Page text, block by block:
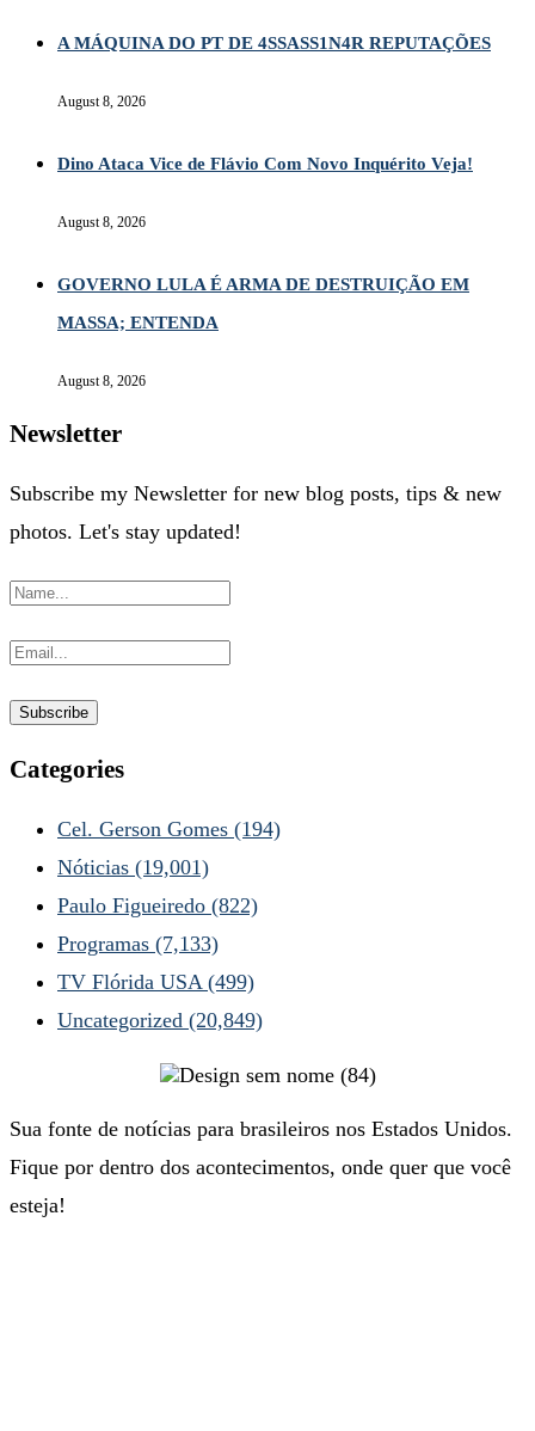
A MÁQUINA DO PT DE 4SSASS1N4R REPUTAÇÕES
August 8, 2026
Dino Ataca Vice de Flávio Com Novo Inquérito Veja!
August 8, 2026
GOVERNO LULA É ARMA DE DESTRUIÇÃO EM
MASSA; ENTENDA
August 8, 2026
Newsletter
Subscribe my Newsletter for new blog posts, tips & new
photos. Let's stay updated!
Categories
Cel. Gerson Gomes (194)
Nóticias (19,001)
Paulo Figueiredo (822)
Programas (7,133)
TV Flórida USA (499)
Uncategorized (20,849)
Sua fonte de notícias para brasileiros nos Estados Unidos.
Fique por dentro dos acontecimentos, onde quer que você
esteja!